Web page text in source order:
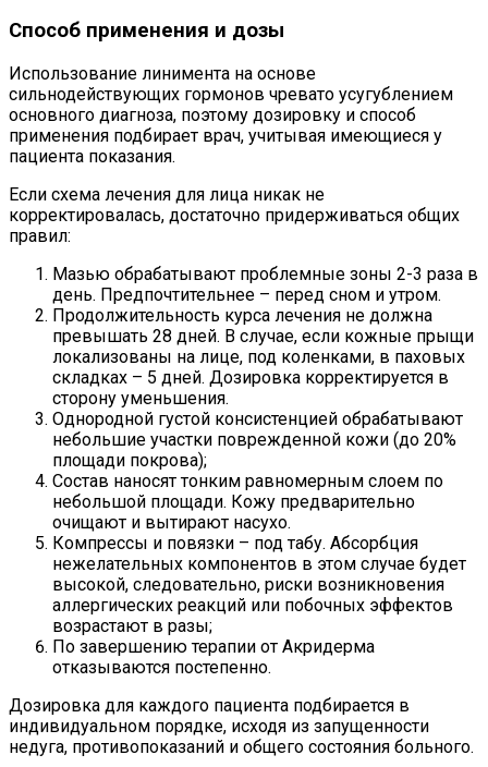
Способ применения и дозы
Использование линимента на основе
сильнодействующих гормонов чревато усугублением
основного диагноза, поэтому дозировку и способ
применения подбирает врач, учитывая имеющиеся у
пациента показания.
Если схема лечения для лица никак не
корректировалась, достаточно придерживаться общих
правил:
Мазью обрабатывают проблемные зоны 2-3 раза в
день. Предпочтительнее – перед сном и утром.
Продолжительность курса лечения не должна
превышать 28 дней. В случае, если кожные прыщи
локализованы на лице, под коленками, в паховых
складках – 5 дней. Дозировка корректируется в
сторону уменьшения.
Однородной густой консистенцией обрабатывают
небольшие участки поврежденной кожи (до 20%
площади покрова);
Состав наносят тонким равномерным слоем по
небольшой площади. Кожу предварительно
очищают и вытирают насухо.
Компрессы и повязки – под табу. Абсорбция
нежелательных компонентов в этом случае будет
высокой, следовательно, риски возникновения
аллергических реакций или побочных эффектов
возрастают в разы;
По завершению терапии от Акридерма
отказываются постепенно.
Дозировка для каждого пациента подбирается в
индивидуальном порядке, исходя из запущенности
недуга, противопоказаний и общего состояния больного.